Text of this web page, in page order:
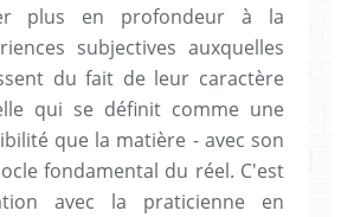
plus en profondeur à la
subjectives auxquelles
du fait de leur caractère
qui se définit comme une
que la matière - avec son
fondamental du réel. C'est
avec la praticienne en